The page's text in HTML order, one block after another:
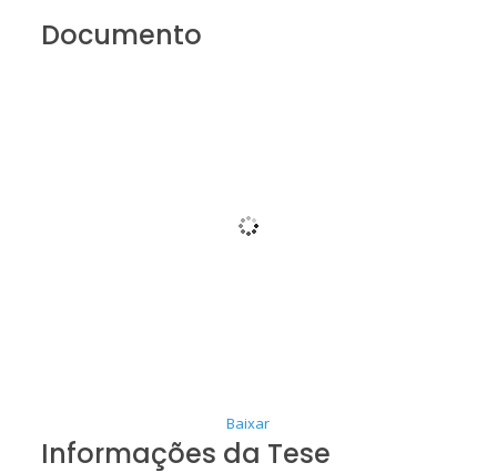
Documento
Baixar
Informações da Tese